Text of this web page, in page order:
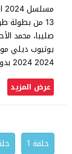
13 من
يوتيوب ديلي
2024 2024 بدون إعلانات حصرياً على موقع سيما ماكس.
عرض المزيد
حلقة 1